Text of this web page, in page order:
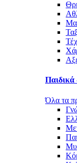
Παιδικά
Όλα τα